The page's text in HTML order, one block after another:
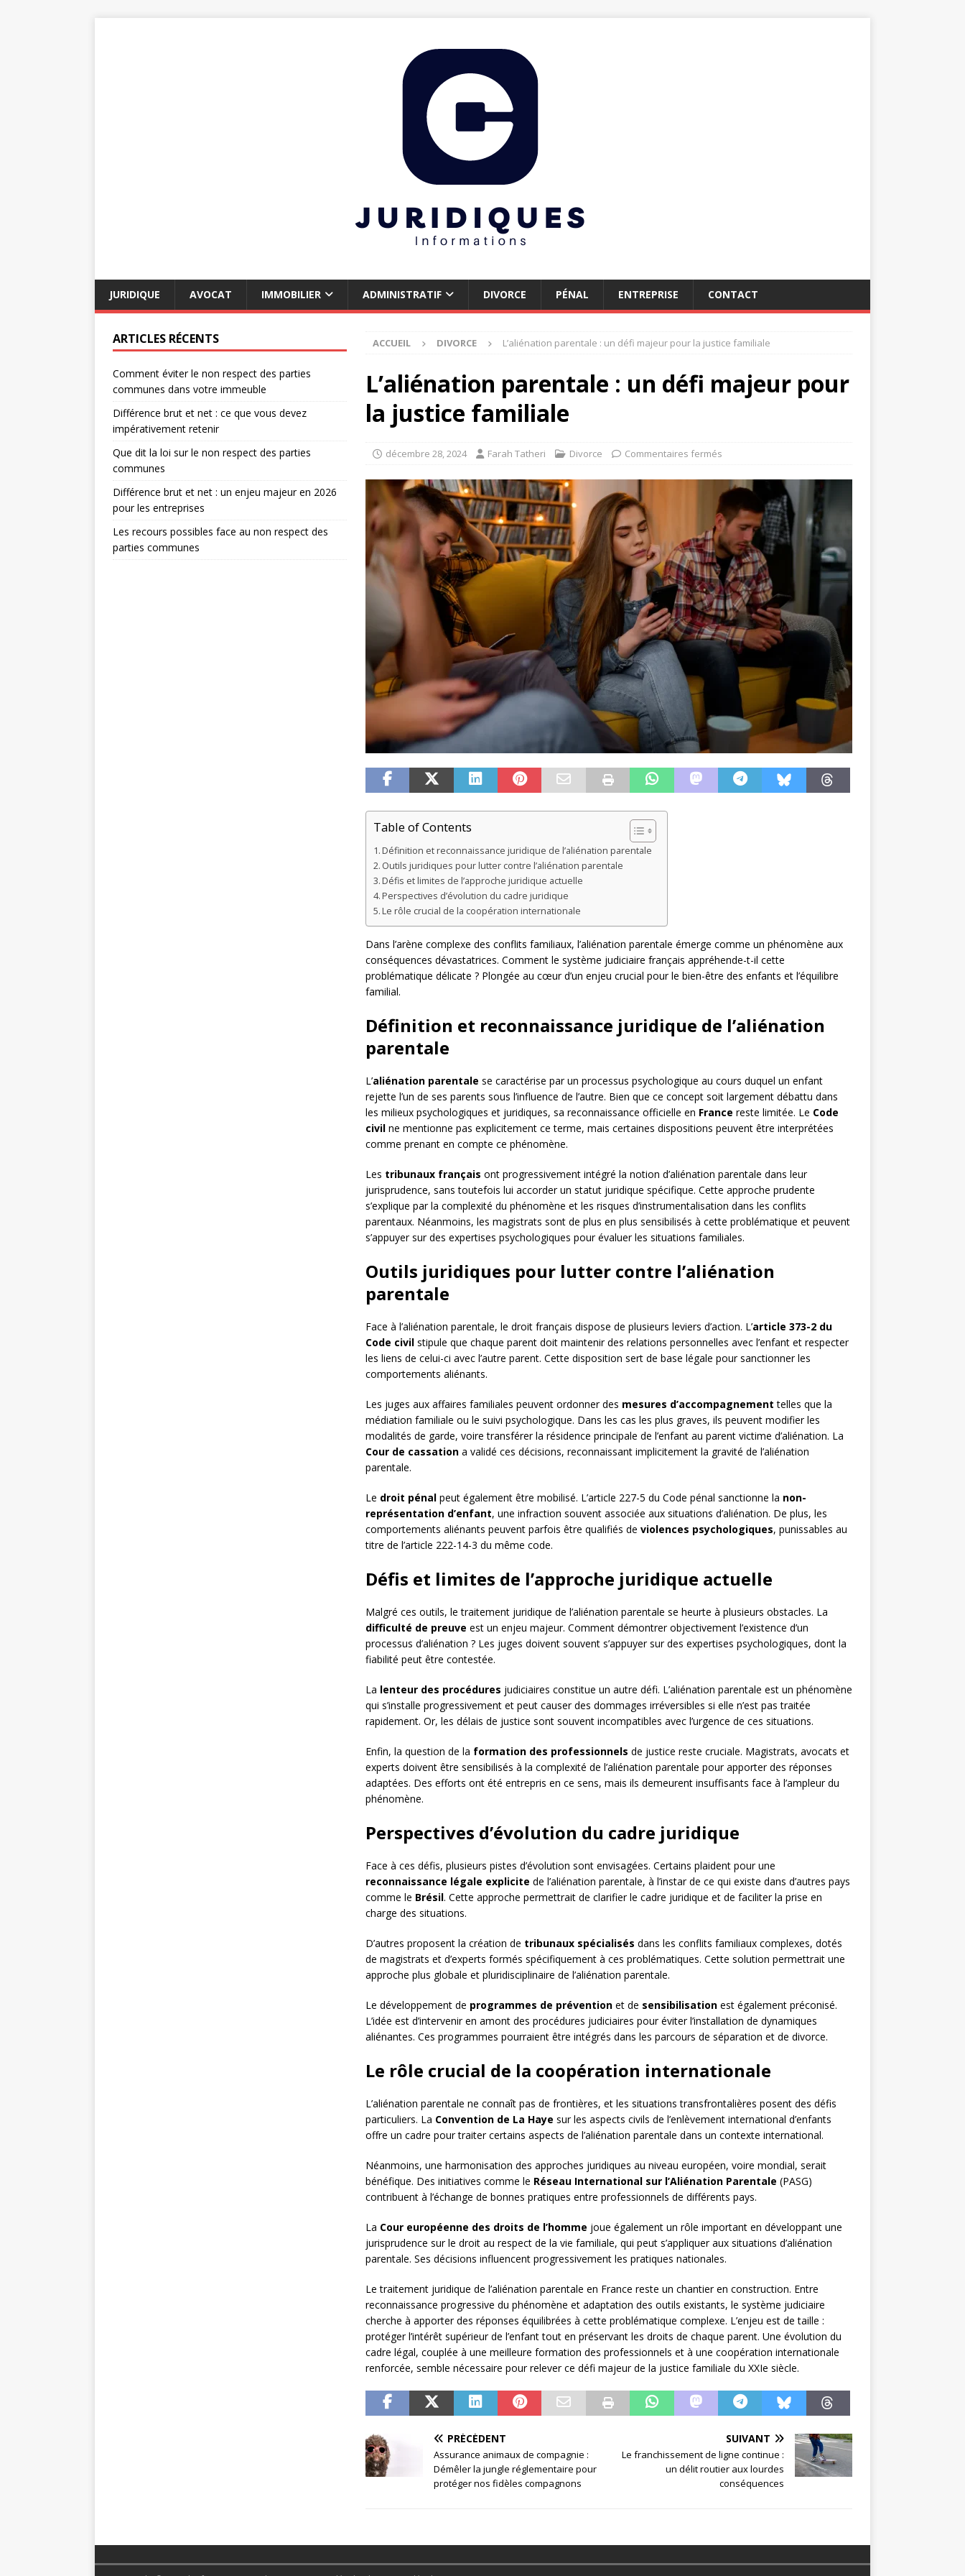
JURIDIQUE AVOCAT IMMOBILIER ADMINISTRATIF DIVORCE PÉNAL ENTREPRISE CONTACT
ACCUEIL DIVORCE L’aliénation parentale : un défi majeur pour la justice familiale
L’aliénation parentale : un défi majeur pour
la justice familiale
décembre 28, 2024 Farah Tatheri Divorce Commentaires fermés
Table of Contents
Définition et reconnaissance juridique de l’aliénation parentale
Outils juridiques pour lutter contre l’aliénation parentale
Défis et limites de l’approche juridique actuelle
Perspectives d’évolution du cadre juridique
Le rôle crucial de la coopération internationale
Dans l’arène complexe des conflits familiaux, l’aliénation parentale émerge comme un phénomène aux
conséquences dévastatrices. Comment le système judiciaire français appréhende-t-il cette
problématique délicate ? Plongée au cœur d’un enjeu crucial pour le bien-être des enfants et l’équilibre
familial.
Définition et reconnaissance juridique de l’aliénation
parentale
L’aliénation parentale se caractérise par un processus psychologique au cours duquel un enfant
rejette l’un de ses parents sous l’influence de l’autre. Bien que ce concept soit largement débattu dans
les milieux psychologiques et juridiques, sa reconnaissance officielle en France reste limitée. Le Code
civilne mentionne pas explicitement ce terme, mais certaines dispositions peuvent être interprétées
comme prenant en compte ce phénomène.
Les tribunaux français ont progressivement intégré la notion d’aliénation parentale dans leur
jurisprudence, sans toutefois lui accorder un statut juridique spécifique. Cette approche prudente
s’explique par la complexité du phénomène et les risques d’instrumentalisation dans les conflits
parentaux. Néanmoins, les magistrats sont de plus en plus sensibilisés à cette problématique et peuvent
s’appuyer sur des expertises psychologiques pour évaluer les situations familiales.
Outils juridiques pour lutter contre l’aliénation
parentale
Face à l’aliénation parentale, le droit français dispose de plusieurs leviers d’action. L’article 373-2 du
Code civilstipule que chaque parent doit maintenir des relations personnelles avec l’enfant et respecter
les liens de celui-ci avec l’autre parent. Cette disposition sert de base légale pour sanctionner les
comportements aliénants.
Les juges aux affaires familiales peuvent ordonner des mesures d’accompagnement telles que la
médiation familiale ou le suivi psychologique. Dans les cas les plus graves, ils peuvent modifier les
modalités de garde, voire transférer la résidence principale de l’enfant au parent victime d’aliénation. La
Cour de cassationa validé ces décisions, reconnaissant implicitement la gravité de l’aliénation
parentale.
Le droit pénalpeut également être mobilisé. L’article 227-5 du Code pénal sanctionne la non-
représentation d’enfant, une infraction souvent associée aux situations d’aliénation. De plus, les
comportements aliénants peuvent parfois être qualifiés de violences psychologiques, punissables au
titre de l’article 222-14-3 du même code.
Défis et limites de l’approche juridique actuelle
Malgré ces outils, le traitement juridique de l’aliénation parentale se heurte à plusieurs obstacles. La
difficulté de preuve est un enjeu majeur. Comment démontrer objectivement l’existence d’un
processus d’aliénation ? Les juges doivent souvent s’appuyer sur des expertises psychologiques, dont la
fiabilité peut être contestée.
La lenteur des procédures judiciaires constitue un autre défi. L’aliénation parentale est un phénomène
qui s’installe progressivement et peut causer des dommages irréversibles si elle n’est pas traitée
rapidement. Or, les délais de justice sont souvent incompatibles avec l’urgence de ces situations.
Enfin, la question de la formation des professionnels de justice reste cruciale. Magistrats, avocats et
experts doivent être sensibilisés à la complexité de l’aliénation parentale pour apporter des réponses
adaptées. Des efforts ont été entrepris en ce sens, mais ils demeurent insuffisants face à l’ampleur du
phénomène.
Perspectives d’évolution du cadre juridique
Face à ces défis, plusieurs pistes d’évolution sont envisagées. Certains plaident pour une
reconnaissance légale explicite de l’aliénation parentale, à l’instar de ce qui existe dans d’autres pays
comme le Brésil. Cette approche permettrait de clarifier le cadre juridique et de faciliter la prise en
charge des situations.
D’autres proposent la création de tribunaux spécialisés dans les conflits familiaux complexes, dotés
de magistrats et d’experts formés spécifiquement à ces problématiques. Cette solution permettrait une
approche plus globale et pluridisciplinaire de l’aliénation parentale.
Le développement de programmes de préventionet de sensibilisationest également préconisé.
L’idée est d’intervenir en amont des procédures judiciaires pour éviter l’installation de dynamiques
aliénantes. Ces programmes pourraient être intégrés dans les parcours de séparation et de divorce.
Le rôle crucial de la coopération internationale
L’aliénation parentale ne connaît pas de frontières, et les situations transfrontalières posent des défis
particuliers. La Convention de La Haye sur les aspects civils de l’enlèvement international d’enfants
offre un cadre pour traiter certains aspects de l’aliénation parentale dans un contexte international.
Néanmoins, une harmonisation des approches juridiques au niveau européen, voire mondial, serait
bénéfique. Des initiatives comme le Réseau International sur l’Aliénation Parentale (PASG)
contribuent à l’échange de bonnes pratiques entre professionnels de différents pays.
La Cour européenne des droits de l’homme joue également un rôle important en développant une
jurisprudence sur le droit au respect de la vie familiale, qui peut s’appliquer aux situations d’aliénation
parentale. Ses décisions influencent progressivement les pratiques nationales.
Le traitement juridique de l’aliénation parentale en France reste un chantier en construction. Entre
reconnaissance progressive du phénomène et adaptation des outils existants, le système judiciaire
cherche à apporter des réponses équilibrées à cette problématique complexe. L’enjeu est de taille :
protéger l’intérêt supérieur de l’enfant tout en préservant les droits de chaque parent. Une évolution du
cadre légal, couplée à une meilleure formation des professionnels et à une coopération internationale
renforcée, semble nécessaire pour relever ce défi majeur de la justice familiale du XXIe siècle.
PRÉCÉDENT
Assurance animaux de compagnie :
Démêler la jungle réglementaire pour
protéger nos fidèles compagnons
SUIVANT
Le franchissement de ligne continue :
un délit routier aux lourdes
conséquences
ARTICLES RÉCENTS
Comment éviter le non respect des parties
communes dans votre immeuble
Différence brut et net : ce que vous devez
impérativement retenir
Que dit la loi sur le non respect des parties
communes
Différence brut et net : un enjeu majeur en 2026
pour les entreprises
Les recours possibles face au non respect des
parties communes